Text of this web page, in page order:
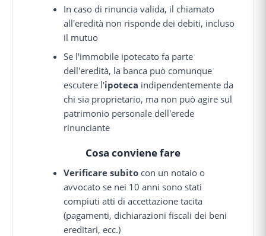
In caso di rinuncia valida, il chiamato
all'eredità non risponde dei debiti, incluso
il mutuo
Se l'immobile ipotecato fa parte
dell'eredità, la banca può comunque
escutere l'ipoteca indipendentemente da
chi sia proprietario, ma non può agire sul
patrimonio personale dell'erede
rinunciante
Cosa conviene fare
Verificare subito con un notaio o
avvocato se nei 10 anni sono stati
compiuti atti di accettazione tacita
(pagamenti, dichiarazioni fiscali dei beni
ereditari, ecc.)